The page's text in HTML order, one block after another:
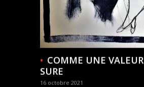
COMME UNE VALEUR
SURE
16 octobre 2021